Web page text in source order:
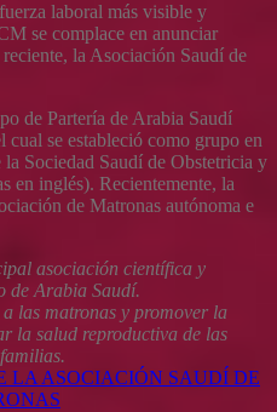
laboral más visible y
se complace en anunciar
la Asociación Saudí de
de Partería de Arabia Saudí
se estableció como grupo en
Sociedad Saudí de Obstetricia y
en inglés). Recientemente, la
de Matronas autónoma e
asociación científica y
de Arabia Saudí.
las matronas y promover la
la salud reproductiva de las
LA ASOCIACIÓN SAUDÍ DE